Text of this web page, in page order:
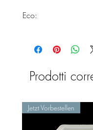
Eco:
Standards zur
Weiter Informationen
hier:
post/eco-
Prodotti
Jetzt Vorbestellen